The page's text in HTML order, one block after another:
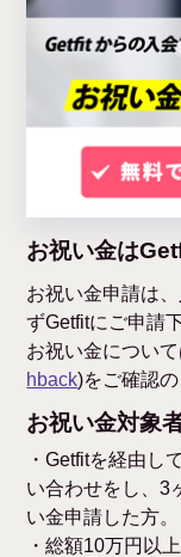
お祝い金は
お祝い金申請は
ずGetfitにご申請
お祝い金につい
hback)をご確認
お祝い金対象
・Getfitを経由し
い合わせをし、3
い金申請した方。
・総額10万円以